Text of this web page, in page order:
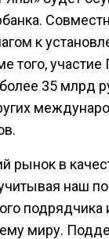
к
того, участие
35 млрд
рынок в
наш
миру.